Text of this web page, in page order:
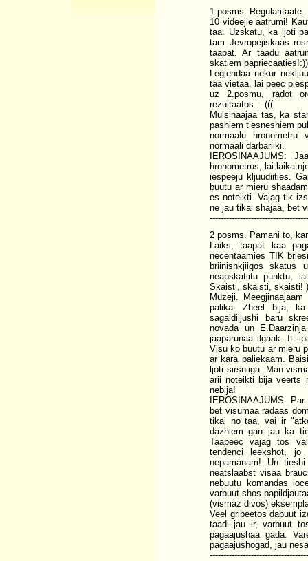
1 posms. Regularitaate.
10 videejie aatrumi!
taa. Uzskatu, ka ljoti
tam Jevropejiskaas
taapat. Ar taadu
skatiem
Legjendaa nekur
taa vietaa, lai peec
uz 2.posmu, radot
rezultaatos...:(((
Mulsinaajaa tas, ka
pashiem tiesneshiem
normaalu
normaali darbariiki.
IEROSINAAJUMS:
hronometrus, lai laika
iespeeju kljuudiities.
buutu ar mieru
es noteikti. Vajag tik
ne jau tikai shajaa, bet
2 posms. Pamani to,
Laiks, taapat kaa
necentaamies TIK
briinishkjiigos skatus
neapskatiitu punktu,
Skaisti, skaisti, skaisti!
Muzeji.
palika. Zheel bija, ka
sagaidiijushi baru
novada un
jaaparunaa ilgaak. It
Visu ko buutu ar mieru
ar kara paliekaam.
ljoti sirsniiga. Man
arii noteikti bija veerts
nebija!
IEROSINAAJUMS:
bet visumaa radaas
tikai no taa, vai ir
dazhiem gan jau ka
Taapeec vajag tos
tendenci leekshot,
nepamanam! Un
neatslaabst visaa
nebuutu komandas
varbuut shos
(vismaz divos)
Veel gribeetos dabuut
taadi jau ir, varbuut
pagaajushaa gada.
pagaajushogad, jau